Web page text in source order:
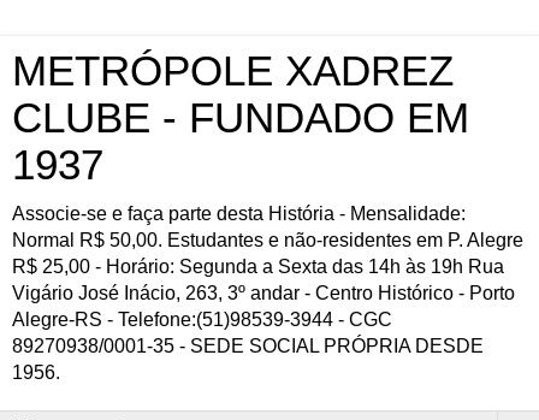
METRÓPOLE XADREZ
CLUBE - FUNDADO EM
1937
Associe-se e faça parte desta História - Mensalidade:
Normal R$ 50,00. Estudantes e não-residentes em P. Alegre
R$ 25,00 - Horário: Segunda a Sexta das 14h às 19h Rua
Vigário José Inácio, 263, 3º andar - Centro Histórico - Porto
Alegre-RS - Telefone:(51)98539-3944 - CGC
89270938/0001-35 - SEDE SOCIAL PRÓPRIA DESDE
1956.